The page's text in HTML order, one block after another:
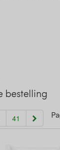
bestelling
41